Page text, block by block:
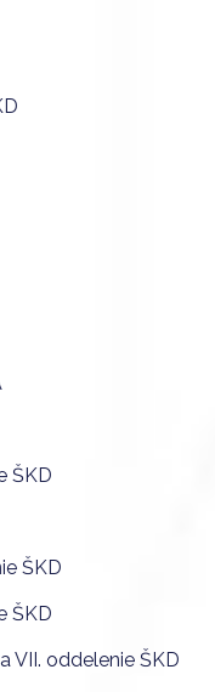
ŠKD
ŠKD
ŠKD
VII. oddelenie ŠKD